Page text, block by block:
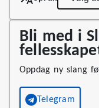
Bli med i
Oppdag ny slang
Telegram